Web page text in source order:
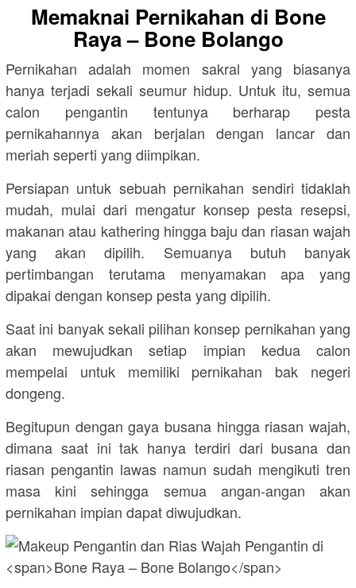
Memaknai Pernikahan di Bone
Raya – Bone Bolango
Pernikahan adalah momen sakral yang biasanya
hanya terjadi sekali seumur hidup. Untuk itu, semua
calon pengantin tentunya berharap pesta
pernikahannya akan berjalan dengan lancar dan
meriah seperti yang diimpikan.
Persiapan untuk sebuah pernikahan sendiri tidaklah
mudah, mulai dari mengatur konsep pesta resepsi,
makanan atau kathering hingga baju dan riasan wajah
yang akan dipilih. Semuanya butuh banyak
pertimbangan terutama menyamakan apa yang
dipakai dengan konsep pesta yang dipilih.
Saat ini banyak sekali pilihan konsep pernikahan yang
akan mewujudkan setiap impian kedua calon
mempelai untuk memiliki pernikahan bak negeri
dongeng.
Begitupun dengan gaya busana hingga riasan wajah,
dimana saat ini tak hanya terdiri dari busana dan
riasan pengantin lawas namun sudah mengikuti tren
masa kini sehingga semua angan-angan akan
pernikahan impian dapat diwujudkan.